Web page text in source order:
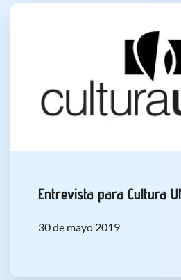
Entrevista para Cultura
30 de mayo 2019